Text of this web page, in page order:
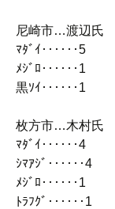
尼崎市…渡辺氏
ﾏﾀﾞｲ‥‥‥5
ﾒｼﾞﾛ‥‥‥1
黒ｿｲ‥‥‥1
枚方市…木村氏
ﾏﾀﾞｲ‥‥‥4
ｼﾏｱｼﾞ‥‥‥4
ﾒｼﾞﾛ‥‥‥1
ﾄﾗﾌｸﾞ‥‥‥1